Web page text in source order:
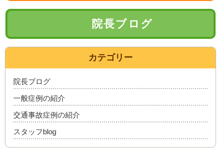
院長ブログ
カテゴリー
院長ブログ
一般症例の紹介
交通事故症例の紹介
スタッフblog